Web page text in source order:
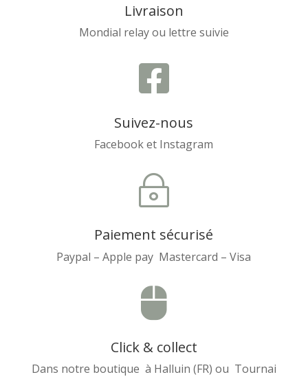
Livraison
Mondial relay ou lettre suivie

Suivez-nous
Facebook et Instagram
~
Paiement sécurisé
Paypal – Apple pay Mastercard – Visa

Click & collect
Dans notre boutique à Halluin (FR) ou Tournai